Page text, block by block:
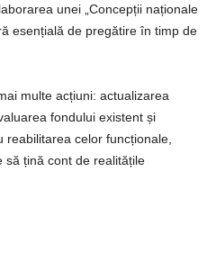
unei „Concepții naționale
esențială de pregătire în timp de
multe acțiuni: actualizarea
fondului existent și
celor funcționale,
țină cont de realitățile